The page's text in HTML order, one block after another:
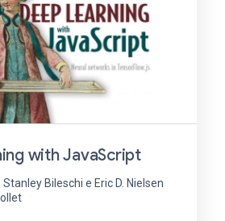
with JavaScript
Bileschi e Eric D. Nielsen